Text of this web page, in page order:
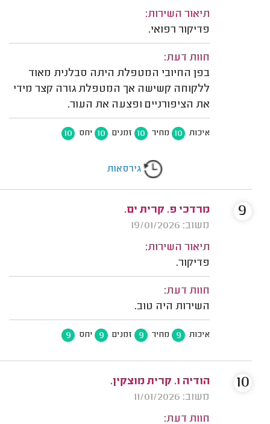
תיאור השירות:
פדיקור רפואי.
חוות דעת:
בפן החיובי המטפלת היתה סבלנית מאוד
ללקוחה קשישה אך המטפלת גזרה קצר מידי
את הציפורניים ופצעה את העור.
איכות 10 מחיר 10 זמנים 10 יחס 10
גירסאות
מרדכי פ. קרית ים.
משוב: 19/01/2026
תיאור השירות:
פדיקור.
חוות דעת:
השירות היה טוב.
איכות 9 מחיר 9 זמנים 9 יחס 9
9
הודיה ו. קרית מוצקין.
משוב: 11/01/2026
חוות דעת:
10